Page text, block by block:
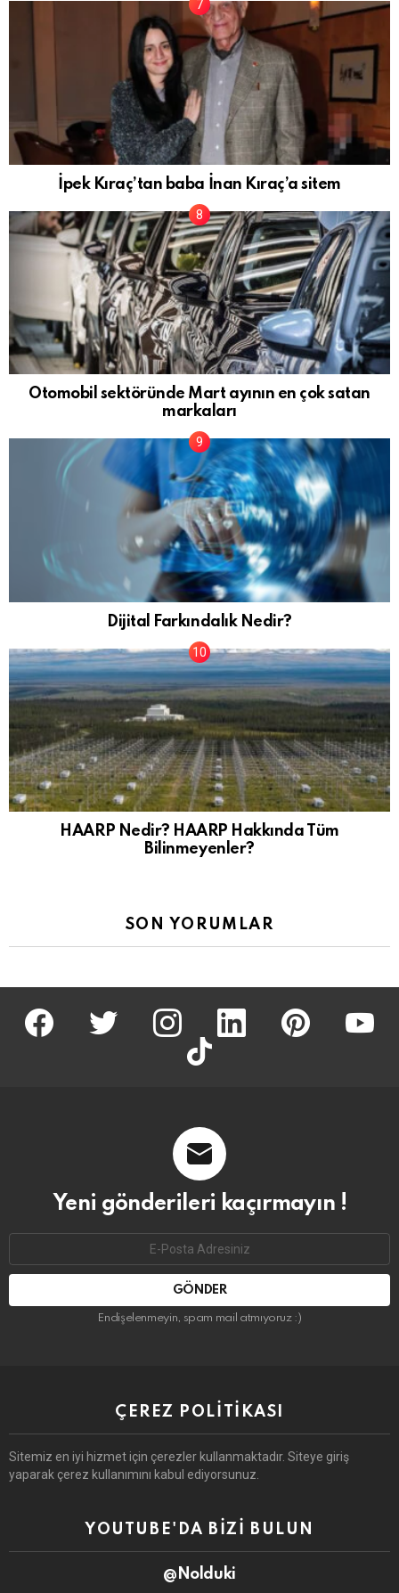
İpek Kıraç’tan baba İnan Kıraç’a sitem
Otomobil sektöründe Mart ayının en çok satan
markaları
Dijital Farkındalık Nedir?
HAARP Nedir? HAARP Hakkında Tüm
Bilinmeyenler?
SON YORUMLAR
facebook twitter İnstagram linkedin pinterest
tiktok
Yeni gönderileri kaçırmayın !
Endişelenmeyin, spam mail atmıyoruz :)
ÇEREZ POLITIKASI
Sitemiz en iyi hizmet için çerezler kullanmaktadır. Siteye giriş
yaparak çerez kullanımını kabul ediyorsunuz.
YOUTUBE'DA BIZI BULUN
@Nolduki